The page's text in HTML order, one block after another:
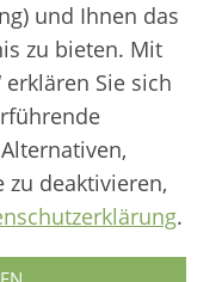
Wildkatzenarten
Forschungsergebnisse
und Ihnen das
zu bieten. Mit
erklären Sie sich
zu deaktivieren,
.